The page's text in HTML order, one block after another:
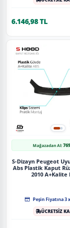
Siparişleriniz
görmeyecek
6.146,98 TL
Mağazadan Al:
S-Dizayn Peugeot
Abs Plastik Kaput
2010 A+Kalite
Peşin Fiyatına 3
ÜCRETSİZ